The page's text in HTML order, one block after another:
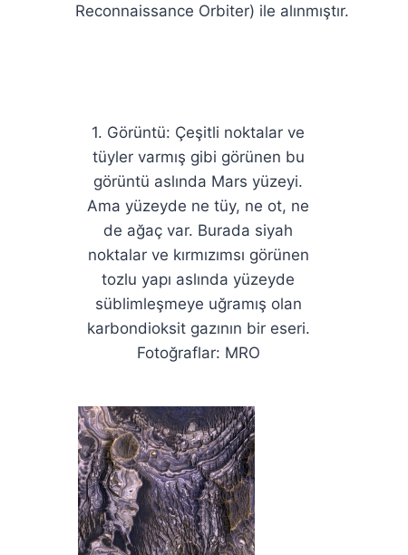
Reconnaissance Orbiter) ile alınmıştır.
1. Görüntü: Çeşitli noktalar ve
tüyler varmış gibi görünen bu
görüntü aslında Mars yüzeyi.
Ama yüzeyde ne tüy, ne ot, ne
de ağaç var. Burada siyah
noktalar ve kırmızımsı görünen
tozlu yapı aslında yüzeyde
süblimleşmeye uğramış olan
karbondioksit gazının bir eseri.
Fotoğraflar: MRO